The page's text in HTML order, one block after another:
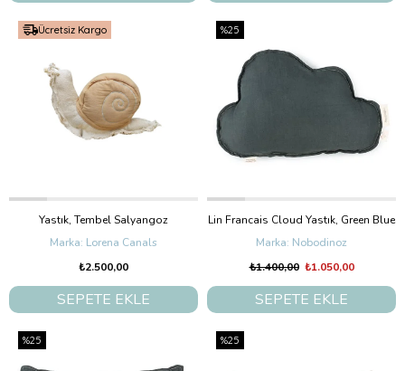
Yastık, Tembel Salyangoz
Lorena Canals
₺2.500,00
SEPETE EKLE
Ücretsiz Kargo
Lin Francais Cloud Yastık, Green Blue
Nobodinoz
₺1.050,00
₺1.400,00
SEPETE EKLE
%25
%25 %25